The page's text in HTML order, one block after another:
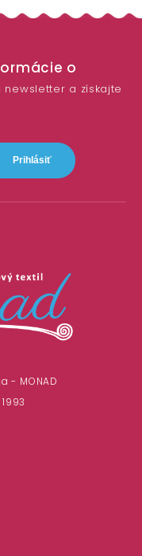
o
newsletter a získajte
- MONAD